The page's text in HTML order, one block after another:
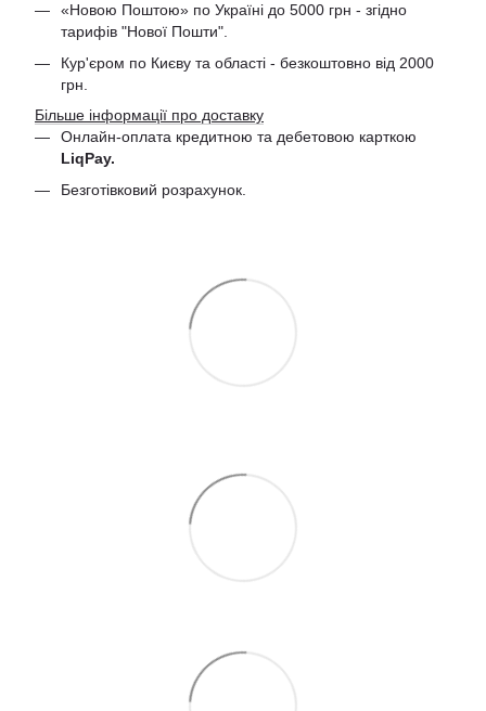
«Новою Поштою» по Україні до 5000 грн - згідно
тарифів "Нової Пошти".
Кур'єром по Києву та області - безкоштовно від 2000
грн.
Більше інформації про доставку
Онлайн-оплата кредитною та дебетовою карткою
LiqPay.
Безготівковий розрахунок.